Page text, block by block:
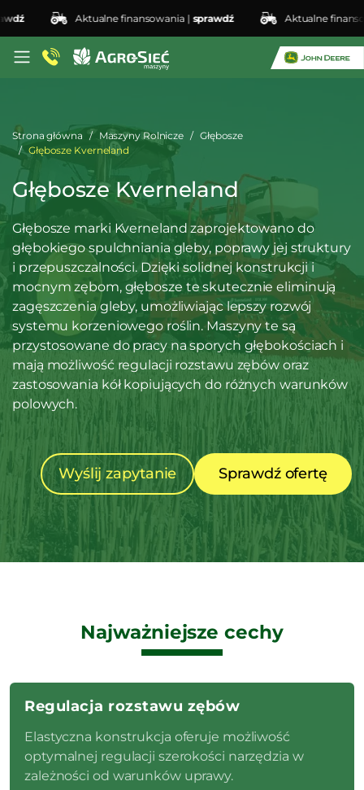
Aktualne finansowania |sprawdź Aktualne
Strona główna Maszyny Rolnicze
Głębosze
Głębosze Kverneland
Głębosze Kverneland
Głębosze marki Kverneland zaprojektowano do
głębokiego spulchniania gleby, poprawy jej struktury
i przepuszczalności. Dzięki solidnej konstrukcji i
mocnym zębom, głębosze te skutecznie eliminują
zagęszczenia gleby, umożliwiając lepszy rozwój
systemu korzeniowego roślin. Maszyny te są
przystosowane do pracy na sporych głębokościach i
mają możliwość regulacji rozstawu zębów oraz
zastosowania kół kopiujących do różnych warunków
polowych.
Wyślij zapytanie Sprawdź ofertę
Najważniejsze cechy
Regulacja rozstawu zębów
Elastyczna konstrukcja oferuje możliwość
optymalnej regulacji szerokości narzędzia w
zależności od warunków uprawy.